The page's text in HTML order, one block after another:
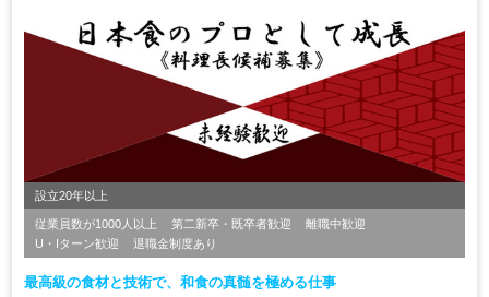
設立20年以上
従業員数が1000人以上 第二新卒・既卒者歓迎
離職中歓迎
U・Iターン歓迎
退職金制度あり
最高級の食材と技術で、和食の真髄を極める仕事